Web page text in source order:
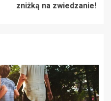
zniżką na zwiedzanie!